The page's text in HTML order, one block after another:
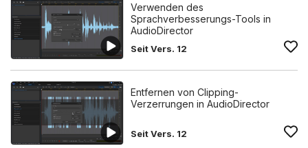
Verwenden des
Sprachverbesserungs-Tools in
AudioDirector
Seit Vers. 12
Entfernen von Clipping-
Verzerrungen in AudioDirector
Seit Vers. 12